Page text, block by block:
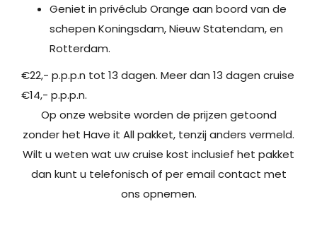
Geniet in privéclub Orange aan boord van de
schepen Koningsdam, Nieuw Statendam, en
Rotterdam.
€22,- p.p.p.n tot 13 dagen. Meer dan 13 dagen cruise
€14,- p.p.p.n.
Op onze website worden de prijzen getoond
zonder het Have it All pakket, tenzij anders vermeld.
Wilt u weten wat uw cruise kost inclusief het pakket
dan kunt u telefonisch of per email contact met
ons opnemen.